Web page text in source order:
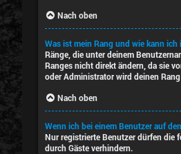
Nach oben
Was ist mein Rang und wie kann ich
Ränge, die unter deinem
Ranges nicht direkt ändern, da sie
oder Administrator wird deinen
Nach oben
Wenn ich bei einem Benutzer auf
Nur registrierte Benutzer dürfen die
durch Gäste verhindern.